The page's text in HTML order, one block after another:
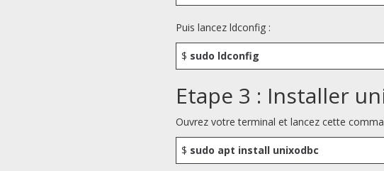
Puis lancez ldconfig :
$ sudo ldconfig
Etape 3 : Installer
Ouvrez votre terminal et lancez cette
$ sudo apt install unixodbc